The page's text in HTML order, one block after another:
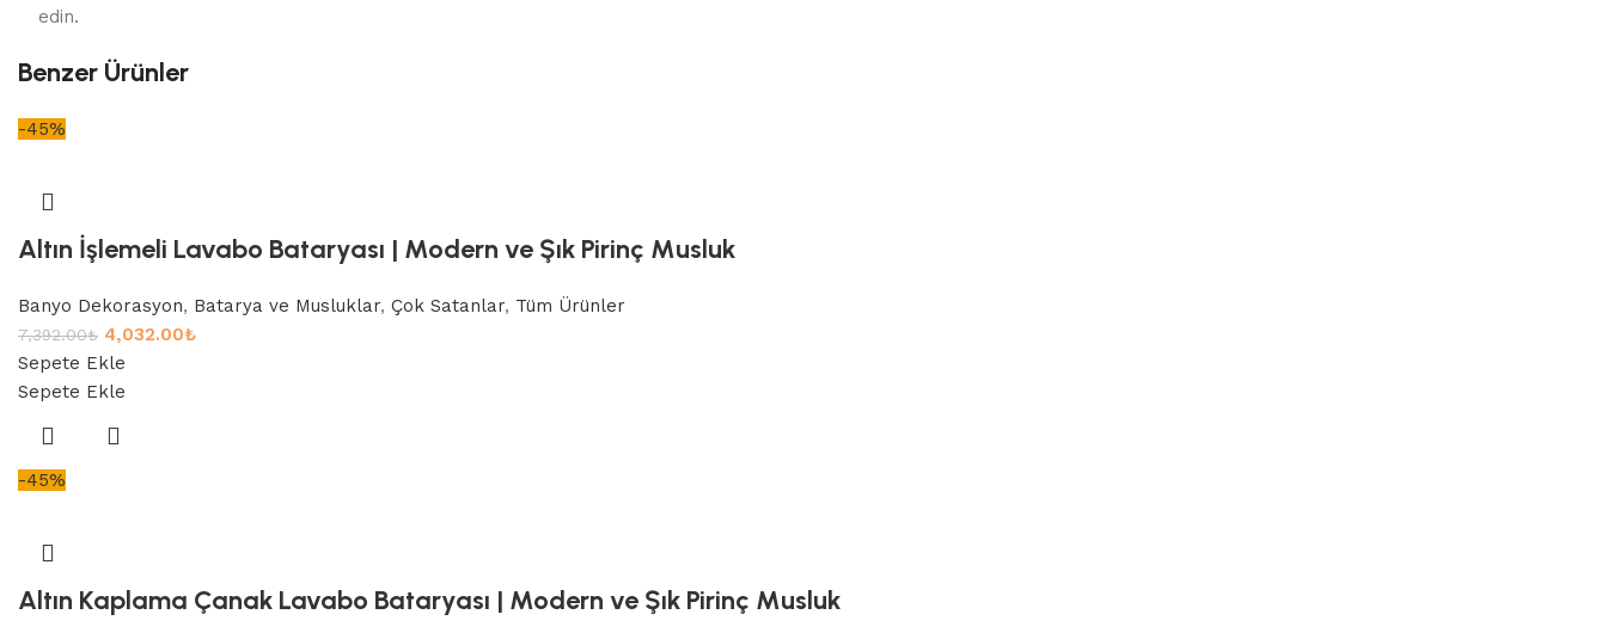
edin.
Benzer Ürünler
-45%
Altın İşlemeli Lavabo Bataryası | Modern ve Şık Pirinç Musluk
Banyo Dekorasyon, Batarya ve Musluklar, Çok Satanlar, Tüm Ürünler
7,392.00₺ 4,032.00₺
Sepete Ekle
Sepete Ekle
-45%
Altın Kaplama Çanak Lavabo Bataryası | Modern ve Şık Pirinç Musluk